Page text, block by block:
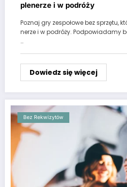
plenerze i w podróży
Poznaj gry zespołowe bez sprzętu,
nerze i w podróży. Podpowiadamy
…
Dowiedz się więcej
Bez Rekwizytów